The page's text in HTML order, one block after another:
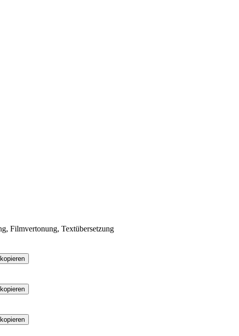
Filmvertonung, Textübersetzung